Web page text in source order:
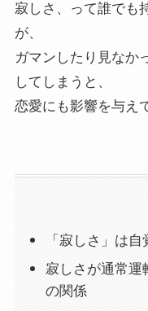
寂しさ、って誰でも
が、
ガマンしたり見なか
してしまうと、
恋愛にも影響を与え
「寂しさ」は
寂しさが通常運
の関係